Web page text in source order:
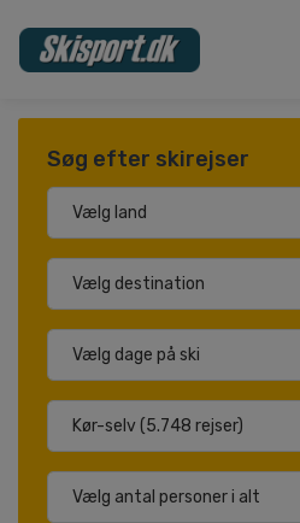
Søg efter skirejser